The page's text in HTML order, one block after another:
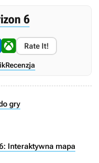
6
Rate It!
Recenzja
gry
Interaktywna mapa